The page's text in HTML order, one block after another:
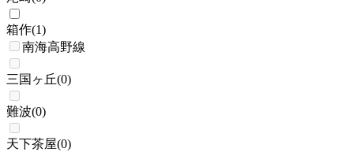
箱作(1)
南海高野線
三国ヶ丘(0)
難波(0)
天下茶屋(0)